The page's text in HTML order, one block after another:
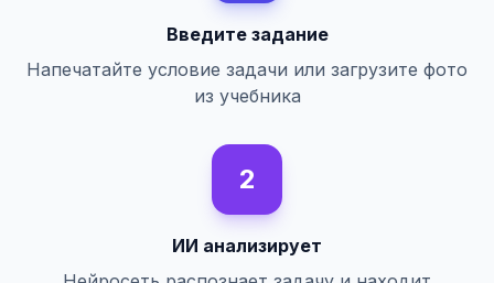
Введите задание
Напечатайте условие задачи или загрузите фото
из учебника
2
ИИ анализирует